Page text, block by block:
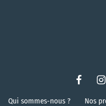
Qui sommes-nous ? Nos